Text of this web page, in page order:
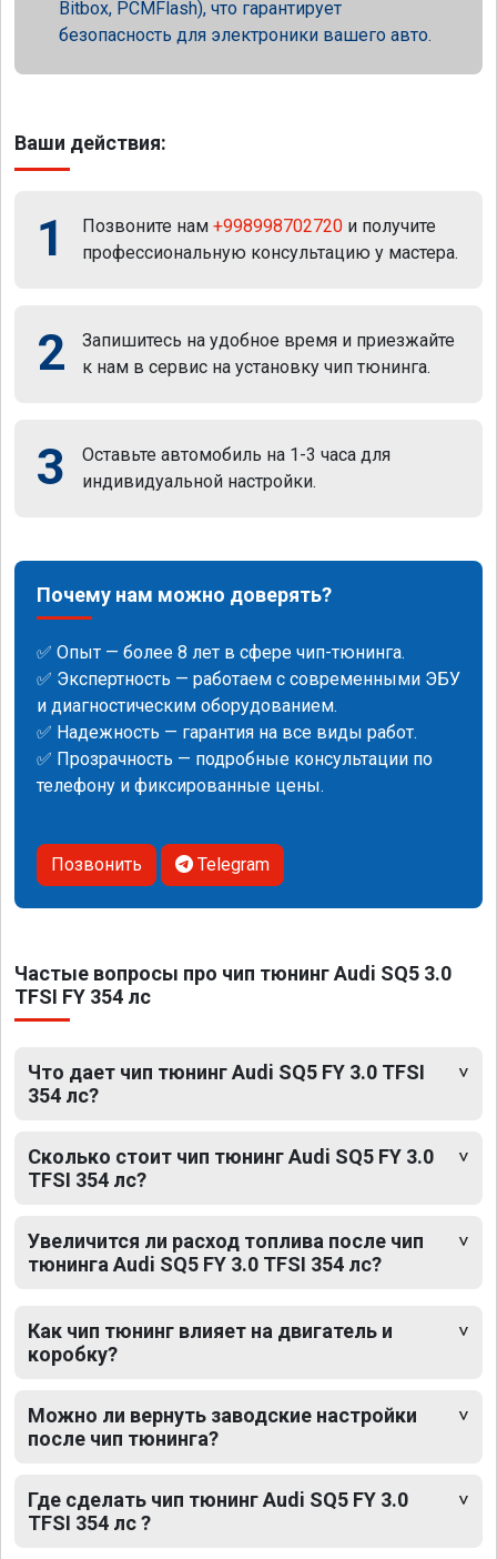
Bitbox, PCMFlash), что гарантирует
безопасность для электроники вашего авто.
Ваши действия:
1 Позвоните нам +998998702720 и получите
профессиональную консультацию у мастера.
2
Запишитесь на удобное время и приезжайте
к нам в сервис на установку чип тюнинга.
3
Оставьте автомобиль на 1-3 часа для
индивидуальной настройки.
Почему нам можно доверять?
✅ Опыт — более 8 лет в сфере чип-тюнинга.
✅ Экспертность — работаем с современными ЭБУ
и диагностическим оборудованием.
✅ Надежность — гарантия на все виды работ.
✅ Прозрачность — подробные консультации по
телефону и фиксированные цены.
Позвонить Telegram
Частые вопросы про чип тюнинг Audi SQ5 3.0
TFSI FY 354 лс
Что дает чип тюнинг Audi SQ5 FY 3.0 TFSI
354 лс?
Сколько стоит чип тюнинг Audi SQ5 FY 3.0
TFSI 354 лс?
Увеличится ли расход топлива после чип
тюнинга Audi SQ5 FY 3.0 TFSI 354 лс?
Как чип тюнинг влияет на двигатель и
коробку?
Можно ли вернуть заводские настройки
после чип тюнинга?
Где сделать чип тюнинг Audi SQ5 FY 3.0
TFSI 354 лс ?